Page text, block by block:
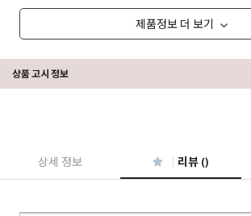
제품정보 더 보기
상품 고시 정보
상세 정보 리뷰 ()